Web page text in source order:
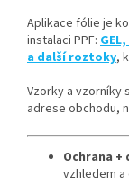
Aplikace fólie je
instalaci PPF:
a další roztoky,
Vzorky a vzorníky
adrese obchodu,
Ochrana
vzhledem a